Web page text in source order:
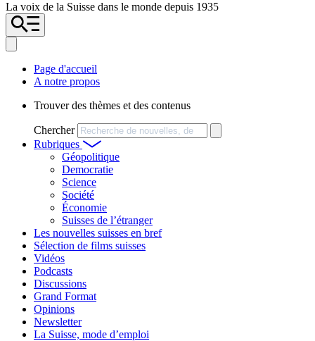
La voix de la Suisse dans le monde depuis 1935
Page d'accueil
A notre propos
Trouver des thèmes et des contenus
Chercher
Rubriques
Géopolitique
Democratie
Science
Société
Économie
Suisses de l’étranger
Les nouvelles suisses en bref
Sélection de films suisses
Vidéos
Podcasts
Discussions
Grand Format
Opinions
Newsletter
La Suisse, mode d’emploi